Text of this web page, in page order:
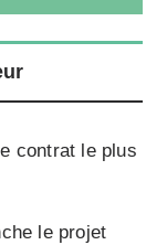
contrat le plus
le projet